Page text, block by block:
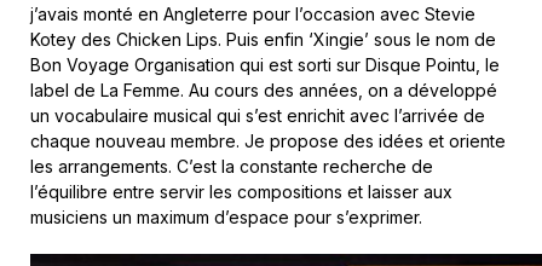
j’avais monté en Angleterre pour l’occasion avec Stevie
Kotey des Chicken Lips. Puis enfin ‘Xingie’ sous le nom de
Bon Voyage Organisation qui est sorti sur Disque Pointu, le
label de La Femme. Au cours des années, on a développé
un vocabulaire musical qui s’est enrichit avec l’arrivée de
chaque nouveau membre. Je propose des idées et oriente
les arrangements. C’est la constante recherche de
l’équilibre entre servir les compositions et laisser aux
musiciens un maximum d’espace pour s’exprimer.